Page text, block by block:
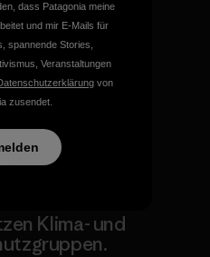
für unsere
Klima- und
dass Patagonia meine
und mir E-Mails für
spannende Stories,
Veranstaltungen
von
zusendet.